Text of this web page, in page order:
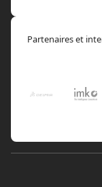
Partenaires et